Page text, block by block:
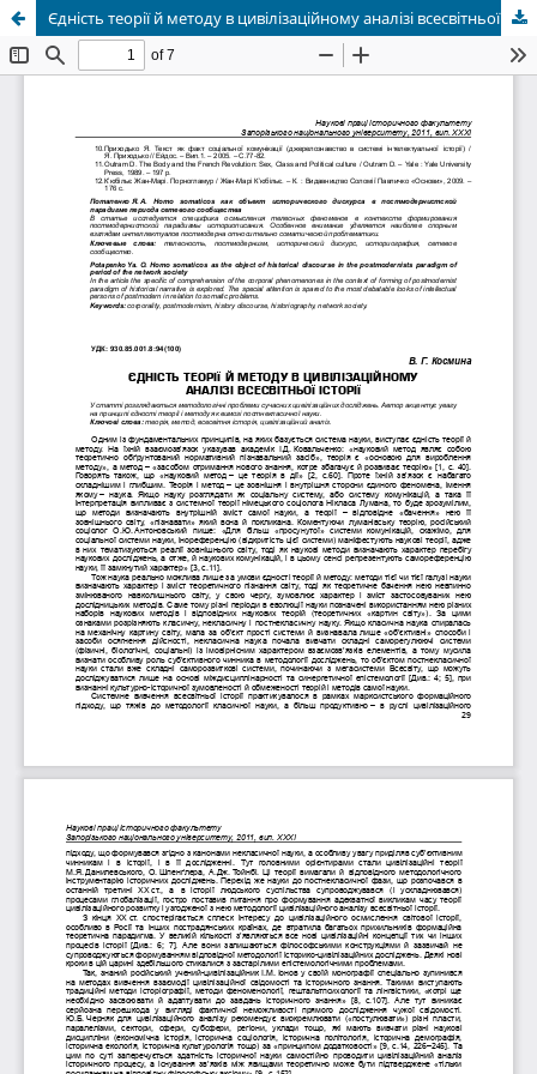
Єдність теорії й методу в цивілізаційному аналізі всесвітньої історії